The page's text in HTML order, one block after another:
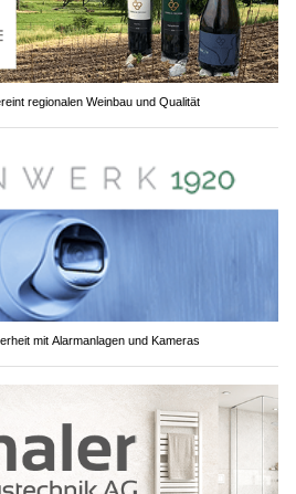
regionalen Weinbau und Qualität
mit Alarmanlagen und Kameras